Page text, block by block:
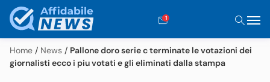
1
Home / News / Pallone doro serie c terminate le votazioni dei
giornalisti ecco i piu votati e gli eliminati dalla stampa